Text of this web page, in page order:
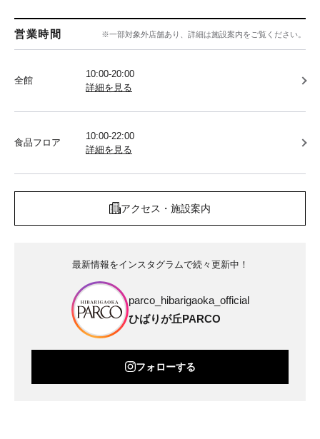
営業時間 ※一部対象外店舗あり、詳細は施設案内をご覧ください。
全館
10:00-20:00
詳細を見る
食品フロア
10:00-22:00
詳細を見る
アクセス・施設案内
最新情報をインスタグラムで続々更新中！
parco_hibarigaoka_official
ひばりが丘PARCO
フォローする